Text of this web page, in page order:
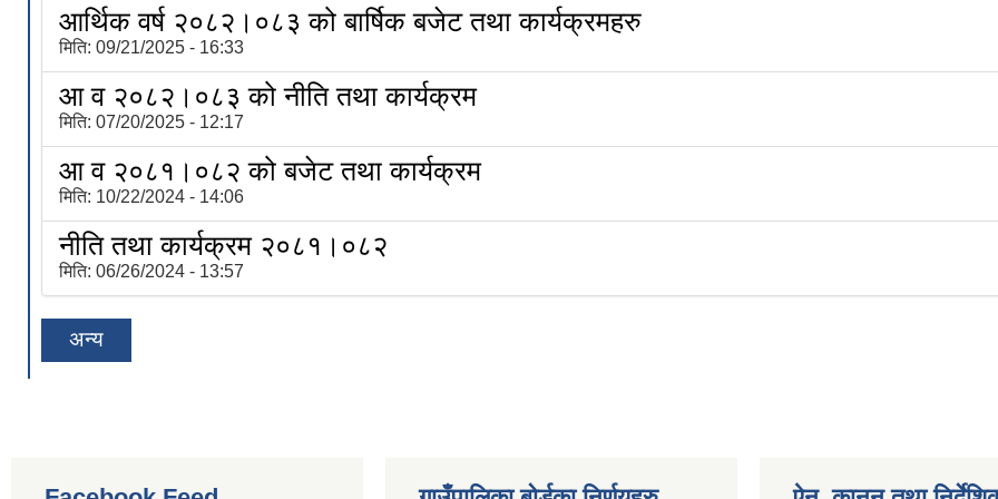
आर्थिक वर्ष २०८२।०८३ को बार्षिक बजेट तथा कार्यक्रमहरु
मिति: 09/21/2025 - 16:33
आ व २०८२।०८३ को नीति तथा कार्यक्रम
मिति: 07/20/2025 - 12:17
आ व २०८१।०८२ को बजेट तथा कार्यक्रम
मिति: 10/22/2024 - 14:06
नीति तथा कार्यक्रम २०८१।०८२
मिति: 06/26/2024 - 13:57
अन्य